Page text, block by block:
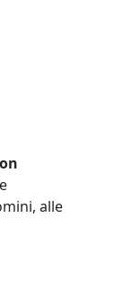
alle